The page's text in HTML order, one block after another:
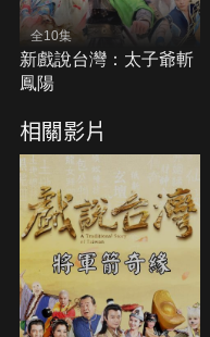
全10集
新戲說台灣：太子爺斬
鳳陽
相關影片